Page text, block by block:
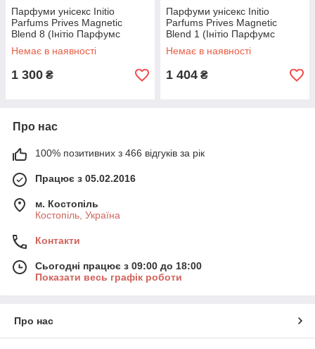
Парфуми унісекс Initio
Parfums Prives Magnetic
Blend 8 (Інітіо Парфумс
Прайвс Магнетик Бленд 8) 90
ml/мл
Немає в наявності
1 300 ₴
Парфуми унісекс Initio
Parfums Prives Magnetic
Blend 1 (Інітіо Парфумс
Прайвс Магнетик Бленд 1) 90
ml/мл
Немає в наявності
1 404 ₴
Про нас
100% позитивних з 466 відгуків за рік
Працює з 05.02.2016
м. Костопіль
Костопіль, Україна
Контакти
Сьогодні працює з 09:00 до 18:00
Показати весь графік роботи
Про нас